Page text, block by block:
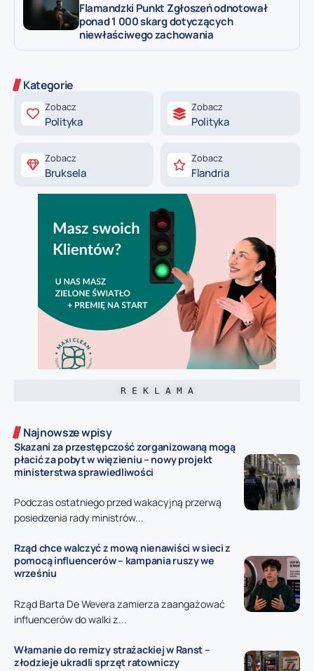
Flamandzki Punkt Zgłoszeń odnotował
ponad 1 000 skarg dotyczących
niewłaściwego zachowania
Kategorie
Zobacz
Polityka
Zobacz
Polityka
Zobacz
Bruksela
Zobacz
Flandria
R E K L A M A
Najnowsze wpisy
Skazani za przestępczość zorganizowaną mogą
płacić za pobyt w więzieniu – nowy projekt
ministerstwa sprawiedliwości
Podczas ostatniego przed wakacyjną przerwą
posiedzenia rady ministrów...
Rząd chce walczyć z mową nienawiści w sieci z
pomocą influencerów – kampania ruszy we
wrześniu
Rząd Barta De Wevera zamierza zaangażować
influencerów do walki z...
Włamanie do remizy strażackiej w Ranst –
złodzieje ukradli sprzęt ratowniczy